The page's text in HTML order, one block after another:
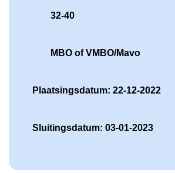
32-40
MBO of VMBO/Mavo
Plaatsingsdatum: 22-12-2022
Sluitingsdatum: 03-01-2023